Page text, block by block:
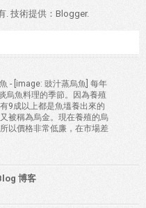
. 技術提供： Blogger.
- [image: 豉汁蒸烏魚] 每年
烏魚料理的季節。因為養殖
9成以上都是魚塭養出來的
被稱為烏金。現在養殖的烏
以價格非常低廉，在市場差
博客